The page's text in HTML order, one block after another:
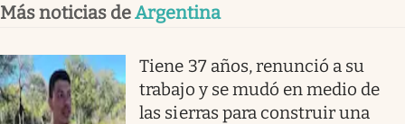
Más noticias deArgentina
Tiene 37 años, renunció a su
trabajo y se mudó en medio de
las sierras para construir una